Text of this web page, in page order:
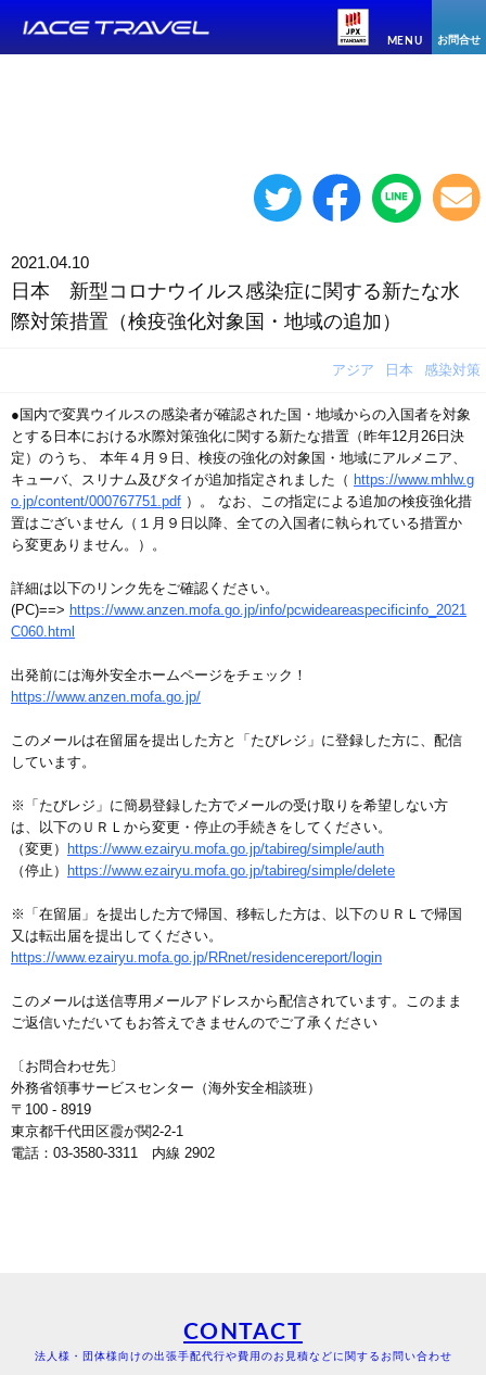
MENU お問合せ
2021.04.10
日本 新型コロナウイルス感染症に関する新たな水
際対策措置（検疫強化対象国・地域の追加）
アジア 日本 感染対策
●国内で変異ウイルスの感染者が確認された国・地域からの入国者を対象
とする日本における水際対策強化に関する新たな措置（昨年12月26日決
定）のうち、 本年４月９日、検疫の強化の対象国・地域にアルメニア、
キューバ、スリナム及びタイが追加指定されました（ https://www.mhlw.g
o.jp/content/000767751.pdf ）。 なお、この指定による追加の検疫強化措
置はございません（１月９日以降、全ての入国者に執られている措置か
ら変更ありません。）。
詳細は以下のリンク先をご確認ください。
(PC)==> https://www.anzen.mofa.go.jp/info/pcwideareaspecificinfo_2021
C060.html
出発前には海外安全ホームページをチェック！
https://www.anzen.mofa.go.jp/
このメールは在留届を提出した方と「たびレジ」に登録した方に、配信
しています。
※「たびレジ」に簡易登録した方でメールの受け取りを希望しない方
は、以下のＵＲＬから変更・停止の手続きをしてください。
（変更）
https://www.ezairyu.mofa.go.jp/tabireg/simple/auth
（停止）
https://www.ezairyu.mofa.go.jp/tabireg/simple/delete
※「在留届」を提出した方で帰国、移転した方は、以下のＵＲＬで帰国
又は転出届を提出してください。
https://www.ezairyu.mofa.go.jp/RRnet/residencereport/login
このメールは送信専用メールアドレスから配信されています。このまま
ご返信いただいてもお答えできませんのでご了承ください
〔お問合わせ先〕
外務省領事サービスセンター（海外安全相談班）
〒100 - 8919
東京都千代田区霞が関2-2-1
電話：03-3580-3311 内線 2902
CONTACT
法人様・団体様向けの出張手配代行や費用のお見積などに関するお問い合わせ